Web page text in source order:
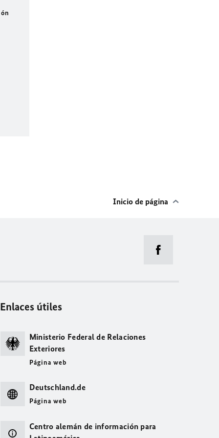
Inicio de página
Enlaces útiles
Ministerio Federal de Relaciones
Exteriores
Página web
Deutschland.de
Página web
Centro alemán de información para